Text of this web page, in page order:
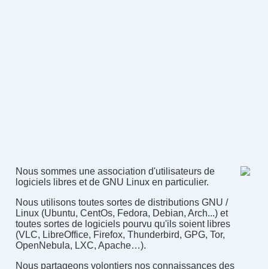
Nous sommes une association d'utilisateurs de
logiciels libres et de GNU Linux en particulier.
Nous utilisons toutes sortes de distributions GNU /
Linux (Ubuntu, CentOs, Fedora, Debian, Arch...) et
toutes sortes de logiciels pourvu qu'ils soient libres
(VLC, LibreOffice, Firefox, Thunderbird, GPG, Tor,
OpenNebula, LXC, Apache…).
Nous partageons volontiers nos connaissances des